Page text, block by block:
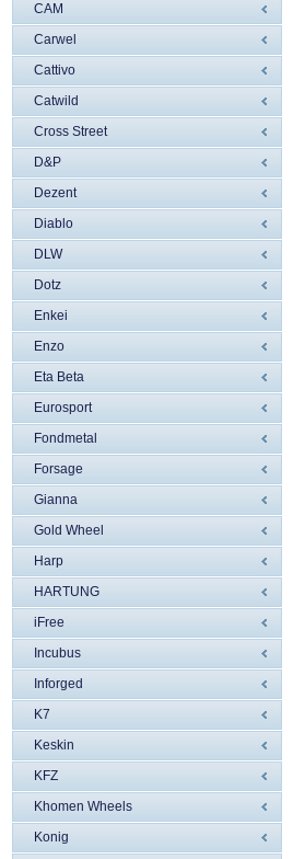
CAM
Carwel
Cattivo
Catwild
Cross Street
D&P
Dezent
Diablo
DLW
Dotz
Enkei
Enzo
Eta Beta
Eurosport
Fondmetal
Forsage
Gianna
Gold Wheel
Harp
HARTUNG
iFree
Incubus
Inforged
K7
Keskin
KFZ
Khomen Wheels
Konig